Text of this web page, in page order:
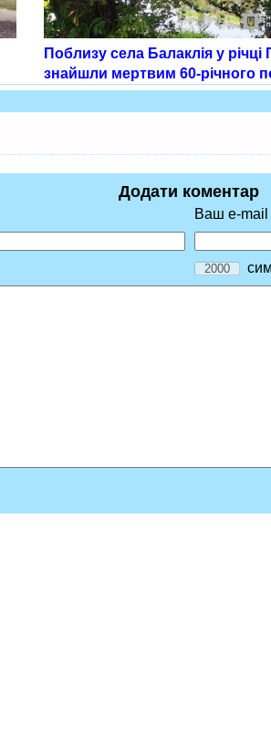
Поблизу села Балаклія у річці
знайшли мертвим 60-річного
Додати коментар
Ваш e-mail